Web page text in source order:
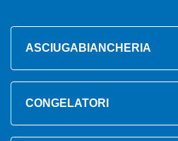
ASCIUGABIANCHERIA
CONGELATORI